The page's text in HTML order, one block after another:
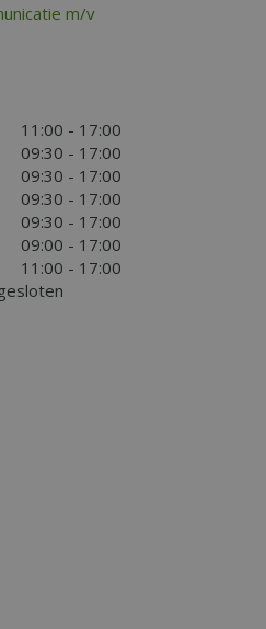
m/v
11:00 - 17:00
09:30 - 17:00
09:30 - 17:00
09:30 - 17:00
09:30 - 17:00
09:00 - 17:00
11:00 - 17:00